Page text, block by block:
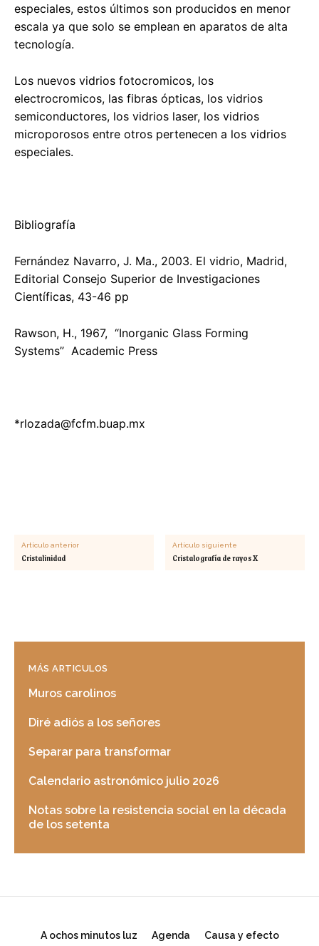
especiales, estos últimos son producidos en menor
escala ya que solo se emplean en aparatos de alta
tecnología.
Los nuevos vidrios fotocromicos, los
electrocromicos, las fibras ópticas, los vidrios
semiconductores, los vidrios laser, los vidrios
microporosos entre otros pertenecen a los vidrios
especiales.
Bibliografía
Fernández Navarro, J. Ma., 2003. El vidrio, Madrid,
Editorial Consejo Superior de Investigaciones
Científicas, 43-46 pp
Rawson, H., 1967, “Inorganic Glass Forming
Systems” Academic Press
*rlozada@fcfm.buap.mx
Artículo anterior
Cristalinidad
Artículo siguiente
Cristalografía de rayos X
MÁS ARTICULOS
Muros carolinos
Diré adiós a los señores
Separar para transformar
Calendario astronómico julio 2026
Notas sobre la resistencia social en la década
de los setenta
A ochos minutos luz Agenda Causa y efecto